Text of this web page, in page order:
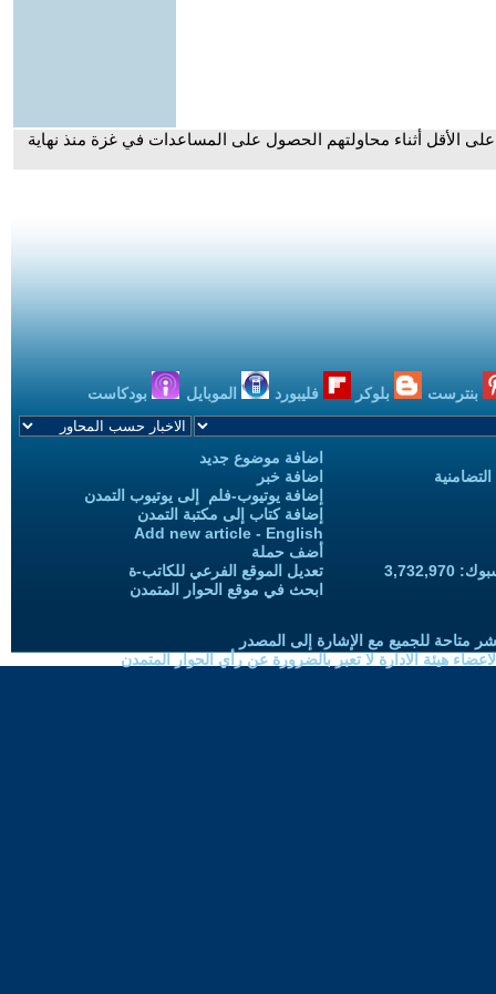
مقتل 798 شخصا على الأقل أثناء محاولتهم الحصول على المساعدات في غزة منذ نهاية
بنترست بلوكر فليبورد الموبايل بودكاست
اضافة موضوع جديد
اضافة خبر
إضافة يوتيوب-فلم إلى يوتيوب التمدن
إضافة كتاب إلى مكتبة التمدن
Add new article - English
أضف حملة
تعديل الموقع الفرعي للكاتب-ة
ابحث في موقع الحوار المتمدن
متاحة للجميع مع الإشارة إلى المصدر
هيئة الادارة لا تعبر بالضرورة عن رأي الحوار المتمدن